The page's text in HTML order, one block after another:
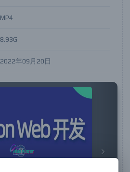
MP4
8.93G
2022年09月20日
Next